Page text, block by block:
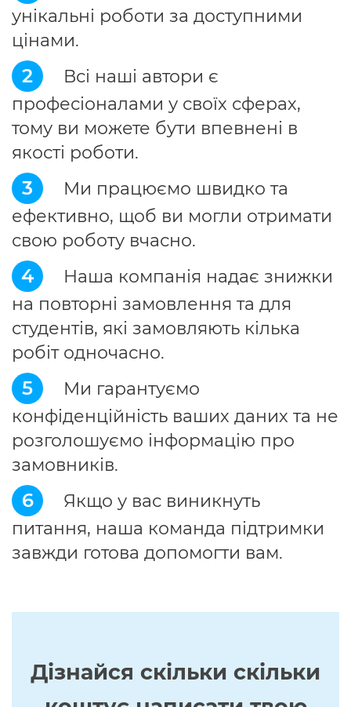
унікальні роботи за доступними
цінами.
2
Всі наші автори є
професіоналами у своїх сферах,
тому ви можете бути впевнені в
якості роботи.
3
Ми працюємо швидко та
ефективно, щоб ви могли отримати
свою роботу вчасно.
4
Наша компанія надає знижки
на повторні замовлення та для
студентів, які замовляють кілька
робіт одночасно.
5
Ми гарантуємо
конфіденційність ваших даних та не
розголошуємо інформацію про
замовників.
6
Якщо у вас виникнуть
питання, наша команда підтримки
завжди готова допомогти вам.
Дізнайся скільки скільки